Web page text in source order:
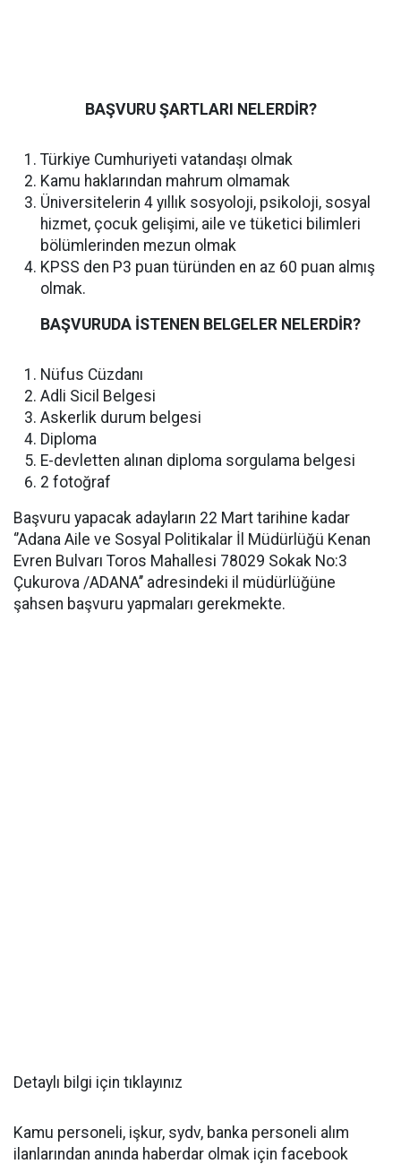
BAŞVURU ŞARTLARI NELERDİR?
Türkiye Cumhuriyeti vatandaşı olmak
Kamu haklarından mahrum olmamak
Üniversitelerin 4 yıllık sosyoloji, psikoloji, sosyal
hizmet, çocuk gelişimi, aile ve tüketici bilimleri
bölümlerinden mezun olmak
KPSS den P3 puan türünden en az 60 puan almış
olmak.
BAŞVURUDA İSTENEN BELGELER NELERDİR?
Nüfus Cüzdanı
Adli Sicil Belgesi
Askerlik durum belgesi
Diploma
E-devletten alınan diploma sorgulama belgesi
2 fotoğraf
Başvuru yapacak adayların 22 Mart tarihine kadar
‘’Adana Aile ve Sosyal Politikalar İl Müdürlüğü Kenan
Evren Bulvarı Toros Mahallesi 78029 Sokak No:3
Çukurova /ADANA’’ adresindeki il müdürlüğüne
şahsen başvuru yapmaları gerekmekte.
Detaylı bilgi için tıklayınız
Kamu personeli, işkur, sydv, banka personeli alım
ilanlarından anında haberdar olmak için facebook